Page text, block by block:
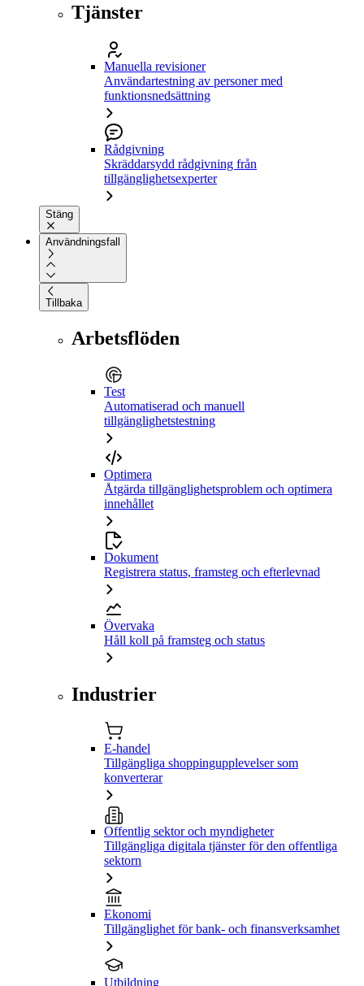
Tjänster
Manuella revisioner
Användartestning av personer med
funktionsnedsättning
Rådgivning
Skräddarsydd rådgivning från
tillgänglighetsexperter
Stäng
Användningsfall
Tillbaka
Arbetsflöden
Test
Automatiserad och manuell
tillgänglighetstestning
Optimera
Åtgärda tillgänglighetsproblem och optimera
innehållet
Dokument
Registrera status, framsteg och efterlevnad
Övervaka
Håll koll på framsteg och status
Industrier
E-handel
Tillgängliga shoppingupplevelser som
konverterar
Offentlig sektor och myndigheter
Tillgängliga digitala tjänster för den offentliga
sektorn
Ekonomi
Tillgänglighet för bank- och finansverksamhet
Utbildning